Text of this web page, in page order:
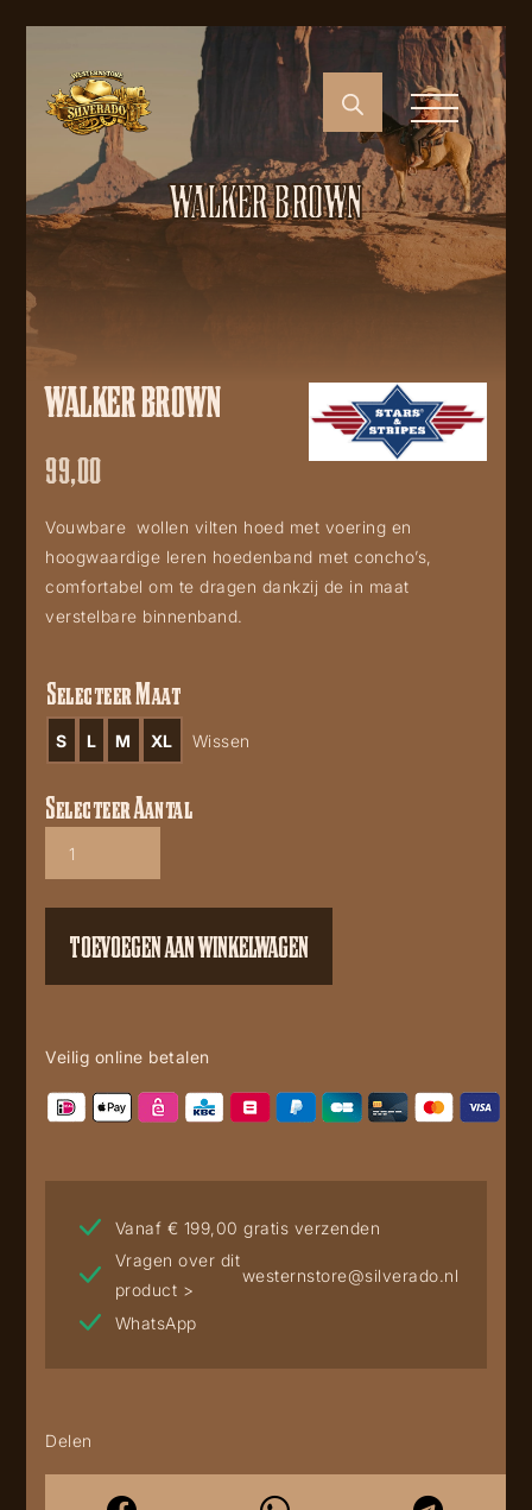
WALKER BROWN
WALKER BROWN
99,00
Vouwbare wollen vilten hoed met voering en
hoogwaardige leren hoedenband met concho’s,
comfortabel om te dragen dankzij de in maat
verstelbare binnenband.
Selecteer Maat
S L M XL Wissen
Walker
aantal
Selecteer Aantal
TOEVOEGEN AAN WINKELWAGEN
Veilig online betalen
Vanaf € 199,00 gratis verzenden
Vragen over dit
product >
westernstore@silverado.nl
WhatsApp
Delen